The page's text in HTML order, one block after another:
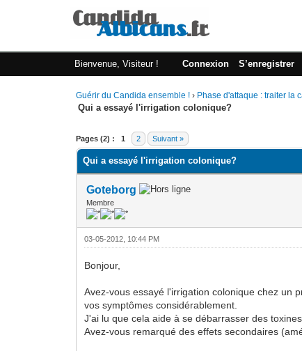
Bienvenue, Visiteur ! Connexion S’enregistrer
Guérir du Candida ensemble ! › Phase d'attaque : traiter la
Qui a essayé l'irrigation colonique?
Pages (2) : 1 2 Suivant »
Moyenne : 0 (0 vote(s))
1
2
3
4
5
Qui a essayé l'irrigation colonique?
Goteborg
Membre
03-05-2012, 10:44 PM
Bonjour,
Avez-vous essayé l'irrigation colonique chez un
vos symptômes considérablement.
J'ai lu que cela aide à se débarrasser des
Avez-vous remarqué des effets secondaires